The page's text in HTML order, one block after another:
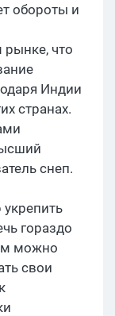
обороты и
что
Индии
странах.
снеп.
гораздо
можно
свои